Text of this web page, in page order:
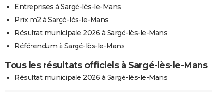
Entreprises à Sargé-lès-le-Mans
Prix m2 à Sargé-lès-le-Mans
Résultat municipale 2026 à Sargé-lès-le-Mans
Référendum à Sargé-lès-le-Mans
Tous les résultats officiels à Sargé-lès-le-Mans
Résultat municipale 2026 à Sargé-lès-le-Mans